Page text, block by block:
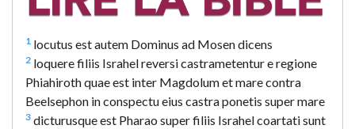
1 locutus est autem Dominus ad Mosen dicens
2 loquere filiis Israhel reversi castrametentur e regione
Phiahiroth quae est inter Magdolum et mare contra
Beelsephon in conspectu eius castra ponetis super mare
3 dicturusque est Pharao super filiis Israhel coartati sunt